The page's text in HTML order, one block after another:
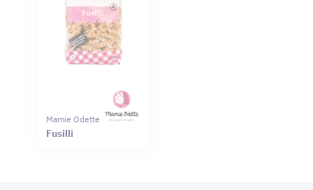
Mamie Odette
Fusilli